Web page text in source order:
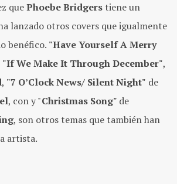
quePhoebe Bridgers tiene un
lanzado otros covers que igualmente
benéfico. "Have Yourself A Merry
"If We Make It Through December",
, "7 O’Clock News/ Silent Night" de
, con y "Christmas Song" de
, son otros temas que también han
artista.